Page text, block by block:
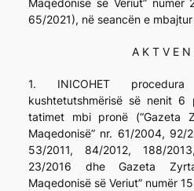
Maqedonisë së Veriut”
65/2021), në seancën e
A K T V E N
1. INICOHET
kushtetutshmërisë së nenit
tatimet mbi pronë (“Gazeta
Maqedonisë” nr. 61/2004, 92/
53/2011, 84/2012, 188/
23/2016 dhe Gazeta
Maqedonisë së Veriut” numër